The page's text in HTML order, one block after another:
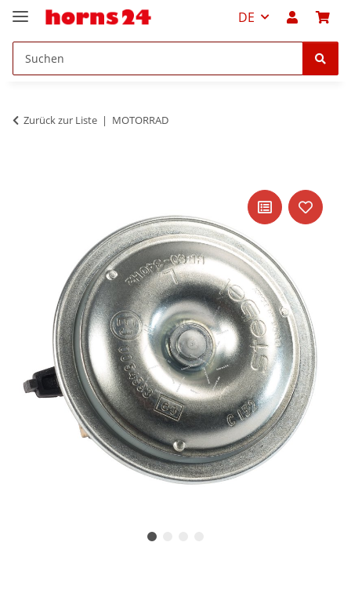
DE
Zurück zur Liste MOTORRAD